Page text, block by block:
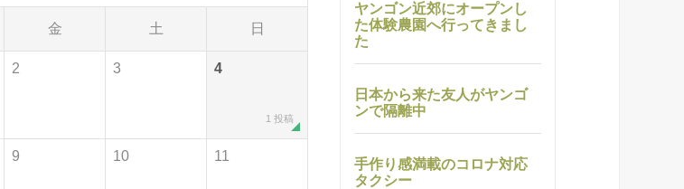
金 土 日
2 3 4
1 投稿
9 10 11
ヤンゴン近郊にオープンし
た体験農園へ行ってきまし
た
日本から来た友人がヤンゴ
ンで隔離中
手作り感満載のコロナ対応
タクシー